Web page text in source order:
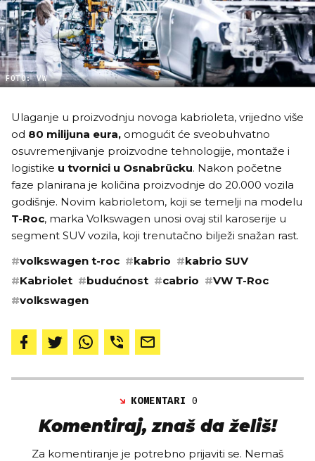
FOTO: VW
Ulaganje u proizvodnju novoga kabrioleta, vrijedno više
od 80 milijuna eura, omogućit će sveobuhvatno
osuvremenjivanje proizvodne tehnologije, montaže i
logistike u tvornici u Osnabrücku. Nakon početne
faze planirana je količina proizvodnje do 20.000 vozila
godišnje. Novim kabrioletom, koji se temelji na modelu
T-Roc, marka Volkswagen unosi ovaj stil karoserije u
segment SUV vozila, koji trenutačno bilježi snažan rast.
#volkswagen t-roc #kabrio #kabrio SUV
#Kabriolet #budućnost #cabrio #VW T-Roc
#volkswagen
KOMENTARI0
Komentiraj, znaš da želiš!
Za komentiranje je potrebno prijaviti se. Nemaš